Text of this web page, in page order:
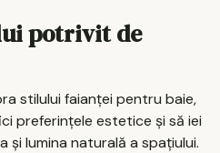
potrivit de
stilului faianței pentru baie,
preferințele estetice și să iei
și lumina naturală a spațiului.